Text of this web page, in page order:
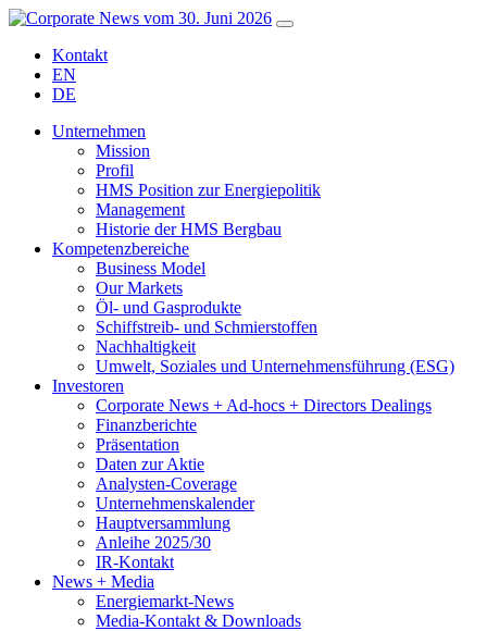
Kontakt
EN
DE
Unternehmen
Mission
Profil
HMS Position zur Energiepolitik
Management
Historie der HMS Bergbau
Kompetenzbereiche
Business Model
Our Markets
Öl- und Gasprodukte
Schiffstreib- und Schmierstoffen
Nachhaltigkeit
Umwelt, Soziales und Unternehmensführung (ESG)
Investoren
Corporate News + Ad-hocs + Directors Dealings
Finanzberichte
Präsentation
Daten zur Aktie
Analysten-Coverage
Unternehmenskalender
Hauptversammlung
Anleihe 2025/30
IR-Kontakt
News + Media
Energiemarkt-News
Media-Kontakt & Downloads